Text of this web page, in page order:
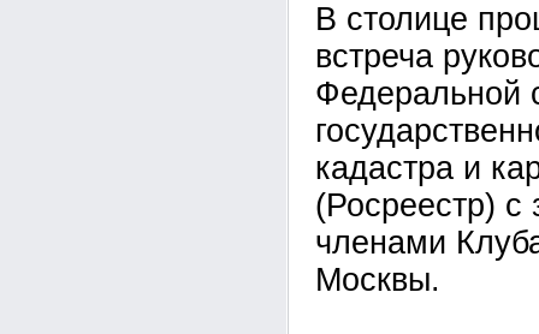
В столице
встреча
Федеральной
кадастра и
(Росреестр) с
членами
Москвы.